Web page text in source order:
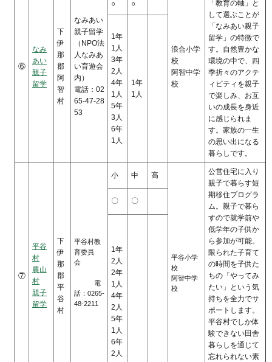
⑥
なみ
あい
親子
留学
下
伊
那
郡
阿
智
村
なみあい
親子留学
（NPO法
人なみあ
い育遊会
内）
電話：02
65-47-28
53
浪合小学
校
阿智中学
校
「教育の軸」と
して選ぶことが
「なみあい親子
留学」の特徴で
す。自然豊かな
環境の中で、四
季折々のアクテ
ィビティを親子
で楽しみ、お互
いの成長を身近
に感じられま
す。家族の一生
の思い出になる
暮らしです。
○ ○
1年
1人
3年
2人
4年
1人
5年
3人
6年
1人
1年
1人
⑦
平谷
村
農山
村
親子
留学
下
伊
那
郡
平
谷
村
平谷村教
育委員
会
電
話：0265-
48-2211
小 中 高
平谷小学
校
阿智中学
校
公営住宅に入り
親子で暮らす短
期移住プログラ
ム。親子で暮ら
すので就学前や
低学年の子供か
ら参加が可能。
限られた子育て
の時間を子供た
ちの「やってみ
たい」という気
持ちを全力でサ
ポートします。
平谷村でしか体
験できない田舎
暮らしを通じて
忘れられない素
〇 〇
1年
2人
2年
1人
4年
2人
5年
1人
6年
2人